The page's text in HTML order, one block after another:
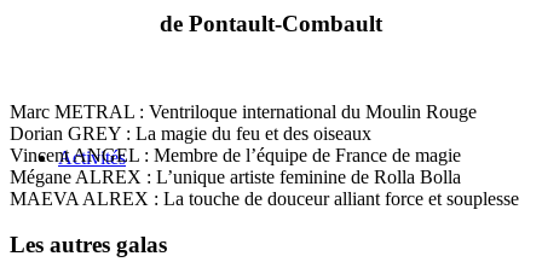
Activités
de Pontault-Combault
Marc METRAL : Ventriloque international du Moulin Rouge
Dorian GREY : La magie du feu et des oiseaux
Vincent ANGEL : Membre de l’équipe de France de magie
Mégane ALREX : L’unique artiste feminine de Rolla Bolla
MAEVA ALREX : La touche de douceur alliant force et souplesse
Les autres galas